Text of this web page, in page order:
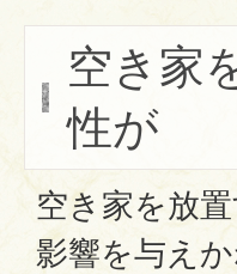
空き家
性が
空き家を放
影響を与え